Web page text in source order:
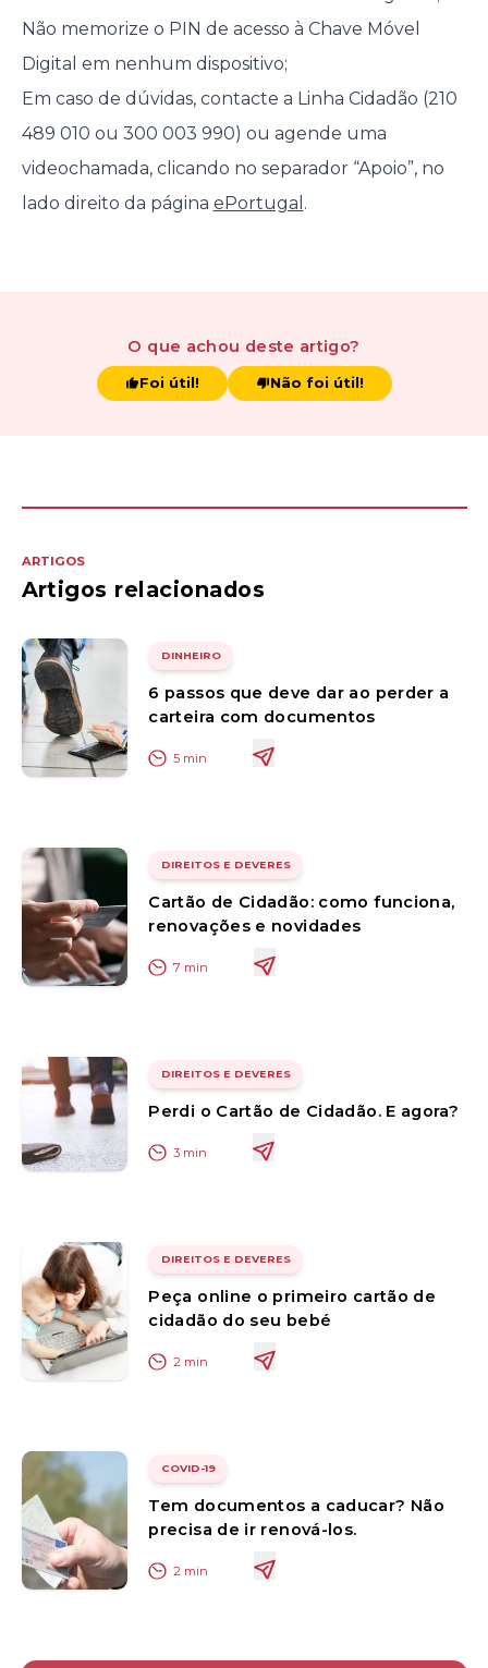
Não memorize o PIN de acesso à Chave Móvel
Digital em nenhum dispositivo;
Em caso de dúvidas, contacte a Linha Cidadão (210
489 010 ou 300 003 990) ou agende uma
videochamada, clicando no separador “Apoio”, no
lado direito da página ePortugal .
O que achou deste artigo?
Foi útil! Não foi útil!
ARTIGOS
Artigos relacionados
DINHEIRO
6 passos que deve dar ao perder a
carteira com documentos
5 min
DIREITOS E DEVERES
Cartão de Cidadão: como funciona,
renovações e novidades
7 min
DIREITOS E DEVERES
Perdi o Cartão de Cidadão. E agora?
3 min
DIREITOS E DEVERES
Peça online o primeiro cartão de
cidadão do seu bebé
2 min
COVID-19
Tem documentos a caducar? Não
precisa de ir renová-los.
2 min